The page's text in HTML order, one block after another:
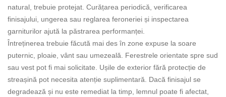
natural, trebuie protejat. Curățarea periodică, verificarea
finisajului, ungerea sau reglarea feroneriei și inspectarea
garniturilor ajută la păstrarea performanței.
Întreținerea trebuie făcută mai des în zone expuse la soare
puternic, ploaie, vânt sau umezeală. Ferestrele orientate spre sud
sau vest pot fi mai solicitate. Ușile de exterior fără protecție de
streașină pot necesita atenție suplimentară. Dacă finisajul se
degradează și nu este remediat la timp, lemnul poate fi afectat,